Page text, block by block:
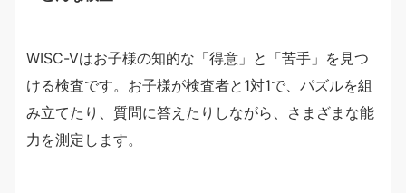
WISC-Ⅴはお子様の知的な「得意」と「苦手」を見つ
ける検査です。お子様が検査者と1対1で、パズルを組
み立てたり、質問に答えたりしながら、さまざまな能
力を測定します。